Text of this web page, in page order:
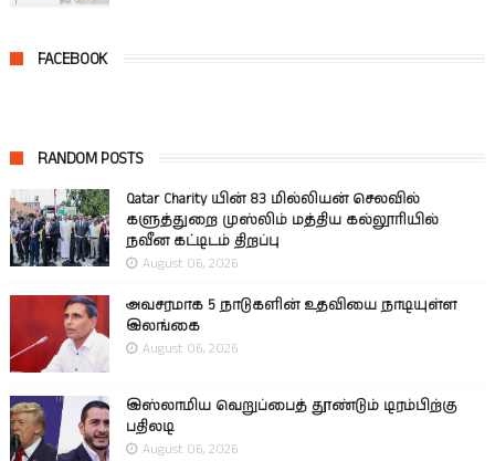
FACEBOOK
RANDOM POSTS
Qatar Charity யின் 83 மில்லியன் செலவில்
களுத்துறை முஸ்லிம் மத்திய கல்லூரியில்
நவீன கட்டிடம் திறப்பு
August 06, 2026
அவசரமாக 5 நாடுகளின் உதவியை நாடியுள்ள
இலங்கை
August 06, 2026
இஸ்லாமிய வெறுப்பைத் தூண்டும் டிரம்பிற்கு
பதிலடி
August 06, 2026